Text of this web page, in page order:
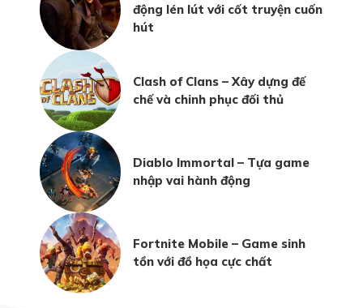
động lén lút với cốt truyện cuốn
hút
Clash of Clans – Xây dựng đế
chế và chinh phục đối thủ
Diablo Immortal – Tựa game
nhập vai hành động
Fortnite Mobile – Game sinh
tồn với đồ họa cực chất